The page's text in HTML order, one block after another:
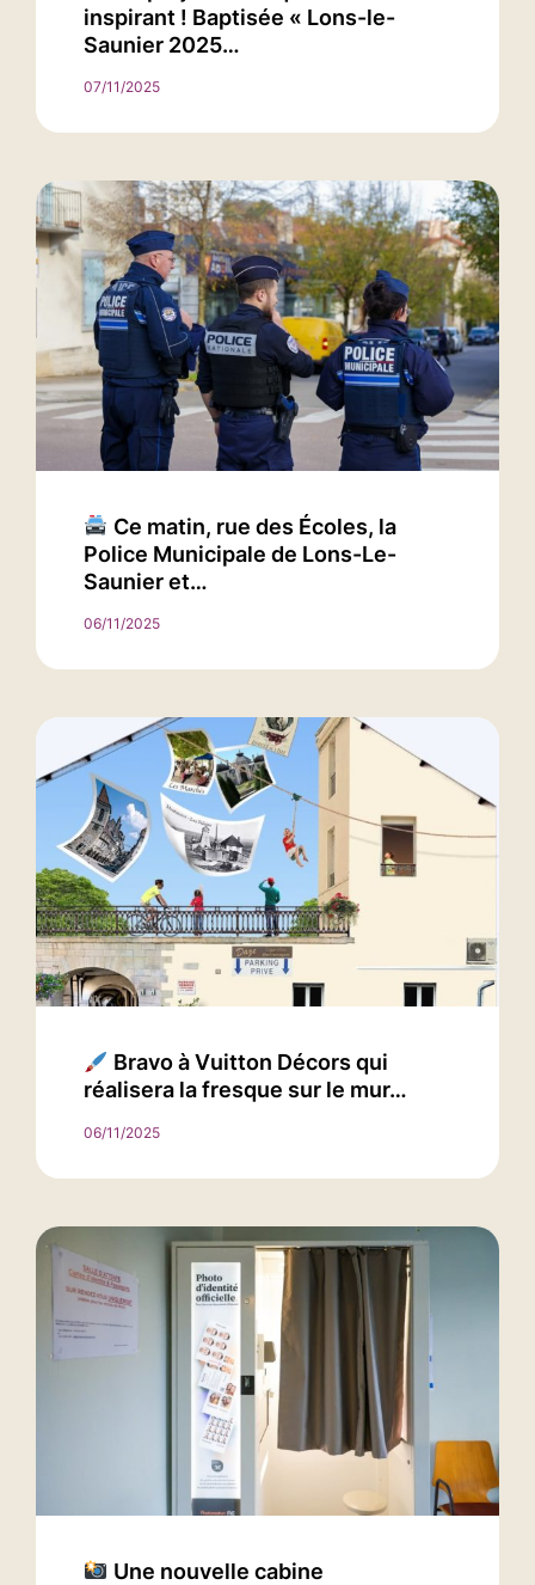
inspirant ! Baptisée « Lons-le-
Saunier 2025…
07/11/2025
Ce matin, rue des Écoles, la
Police Municipale de Lons-Le-
Saunier et…
06/11/2025
Bravo à Vuitton Décors qui
réalisera la fresque sur le mur…
06/11/2025
Une nouvelle cabine